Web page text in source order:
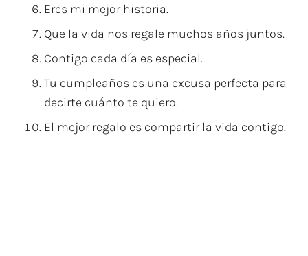
Eres mi mejor historia.
Que la vida nos regale muchos años juntos.
Contigo cada día es especial.
Tu cumpleaños es una excusa perfecta para
decirte cuánto te quiero.
El mejor regalo es compartir la vida contigo.